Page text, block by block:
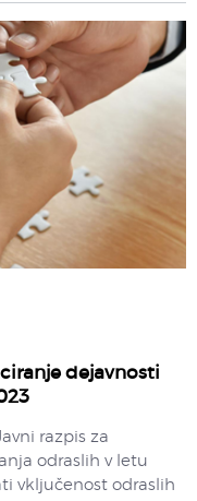
dejavnosti
razpis za
odraslih v letu
vključenost odraslih